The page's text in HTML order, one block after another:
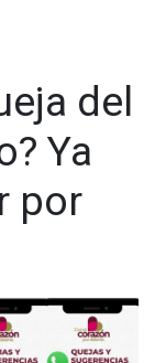
del
Ya
por